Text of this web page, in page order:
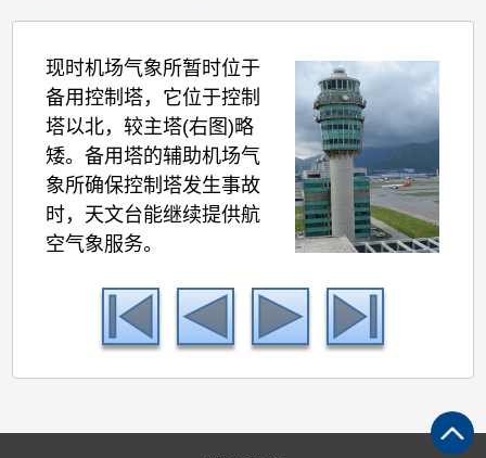
现时机场气象所暂时位于
备用控制塔，它位于控制
塔以北，较主塔(右图)略
矮。备用塔的辅助机场气
象所确保控制塔发生事故
时，天文台能继续提供航
空气象服务。